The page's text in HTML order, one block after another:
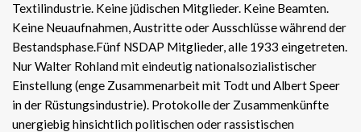
Textilindustrie. Keine jüdischen Mitglieder. Keine Beamten.
Keine Neuaufnahmen, Austritte oder Ausschlüsse während der
Bestandsphase.Fünf NSDAP Mitglieder, alle 1933 eingetreten.
Nur Walter Rohland mit eindeutig nationalsozialistischer
Einstellung (enge Zusammenarbeit mit Todt und Albert Speer
in der Rüstungsindustrie). Protokolle der Zusammenkünfte
unergiebig hinsichtlich politischen oder rassistischen